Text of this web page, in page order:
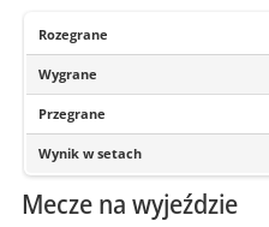
Rozegrane
Wygrane
Przegrane
Wynik w setach
Mecze na wyjeździe